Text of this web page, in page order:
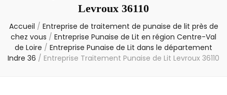
Levroux 36110
Accueil / Entreprise de traitement de punaise de lit près de
chez vous / Entreprise Punaise de Lit en région Centre-Val
de Loire / Entreprise Punaise de Lit dans le département
Indre 36 / Entreprise Traitement Punaise de Lit Levroux 36110